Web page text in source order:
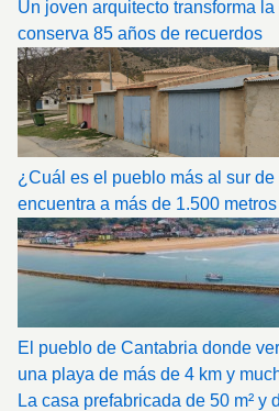
Un joven arquitecto transforma
conserva 85 años de recuerdos
¿Cuál es el pueblo más al sur
encuentra a más de 1.500 metros
El pueblo de Cantabria donde
una playa de más de 4 km y
La casa prefabricada de 50 m² y